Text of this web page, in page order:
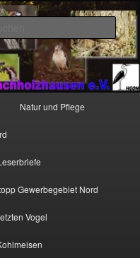
wp-
Natur und Pflege
Gewerbegebiet Nord
Vogel